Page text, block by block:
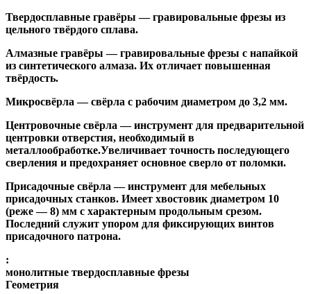
Твердосплавные гравёры — гравировальные фрезы из
цельного твёрдого сплава.
Алмазные гравёры — гравировальные фрезы с напайкой
из синтетического алмаза. Их отличает повышенная
твёрдость.
Микросвёрла — свёрла с рабочим диаметром до 3,2 мм.
Центровочные свёрла — инструмент для предварительной
центровки отверстия, необходимый в
металлообработке.Увеличивает точность последующего
сверления и предохраняет основное сверло от поломки.
Присадочные свёрла — инструмент для мебельных
присадочных станков. Имеет хвостовик диаметром 10
(реже — 8) мм с характерным продольным срезом.
Последний служит упором для фиксирующих винтов
присадочного патрона.
:
монолитные твердосплавные фрезы
Геометрия